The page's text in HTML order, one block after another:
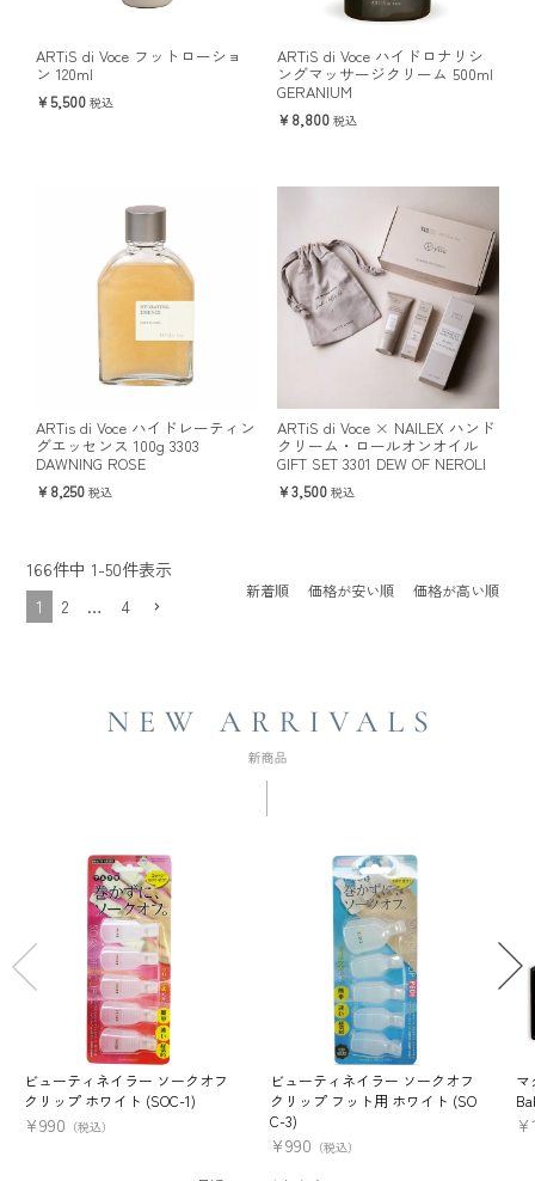
ARTiS di Voce フットローショ
ン 120ml
5,500 税込
ARTiS di Voce ハイドロナリシ
ングマッサージクリーム 500ml
GERANIUM
8,800 税込
ARTis di Voce ハイドレーティン
グエッセンス 100g 3303
DAWNING ROSE
8,250 税込
ARTiS di Voce × NAILEX ハンド
クリーム・ロールオンオイル
GIFT SET 3301 DEW OF NEROLI
3,500 税込
新着順 価格が安い順 価格が高い順
166件中 1-50件表示
1
2 … 4
ビューティネイラー ソークオフ
クリップ ホワイト (SOC-1)
¥990 （税込）
ビューティネイラー ソークオフ
クリップ フット用 ホワイト (SO
C-3)
¥990 （税込）
マ
¥